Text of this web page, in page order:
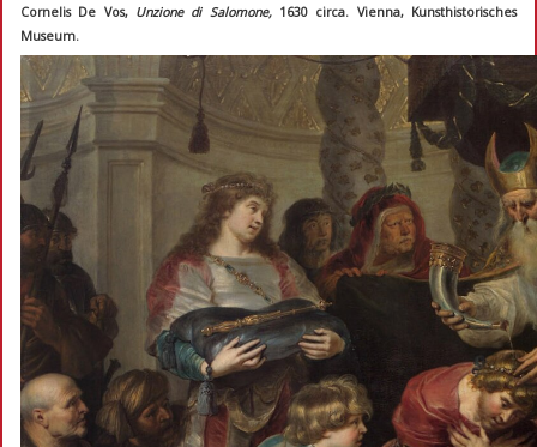
Cornelis De Vos, Unzione di Salomone, 1630 circa. Vienna, Kunsthistorisches
Museum.